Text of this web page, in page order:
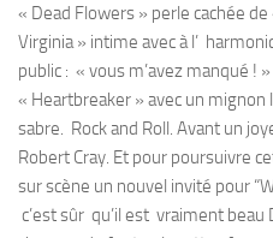
« Dead Flowers » perle cachée
Virginia » intime avec à l’
public : « vous m’avez manqué !
« Heartbreaker » avec un
sabre. Rock and Roll. Avant un
Robert Cray. Et pour poursuivre
sur scène un nouvel invité pour
c’est sûr qu’il est vraiment beau